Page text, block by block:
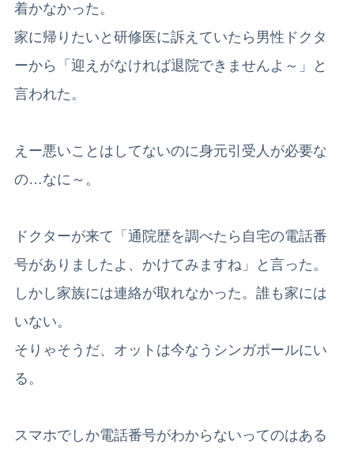
着かなかった。
家に帰りたいと研修医に訴えていたら男性ドクタ
ーから「迎えがなければ退院できませんよ～」と
言われた。
えー悪いことはしてないのに身元引受人が必要な
の…なに～。
ドクターが来て「通院歴を調べたら自宅の電話番
号がありましたよ、かけてみますね」と言った。
しかし家族には連絡が取れなかった。誰も家には
いない。
そりゃそうだ、オットは今なうシンガポールにい
る。
スマホでしか電話番号がわからないってのはある